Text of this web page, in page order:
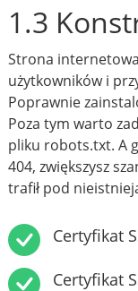
1.3
Strona
użytkowników i
Poprawnie
Poza tym warto
pliku robots.txt. A
404, zwiększysz
trafił pod
Certyfikat
Certyfikat